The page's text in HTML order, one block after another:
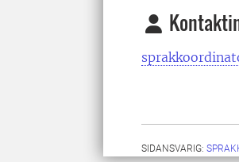
SIDANSVARIG: